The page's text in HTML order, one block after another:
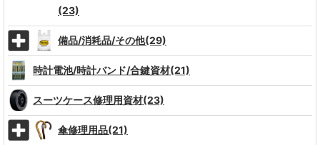
(23)
備品/消耗品/その他(29)
時計電池/時計バンド/合鍵資材(21)
スーツケース修理用資材(23)
傘修理用品(21)